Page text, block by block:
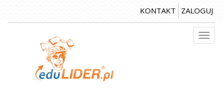
do
KONTAKT ZALOGUJ